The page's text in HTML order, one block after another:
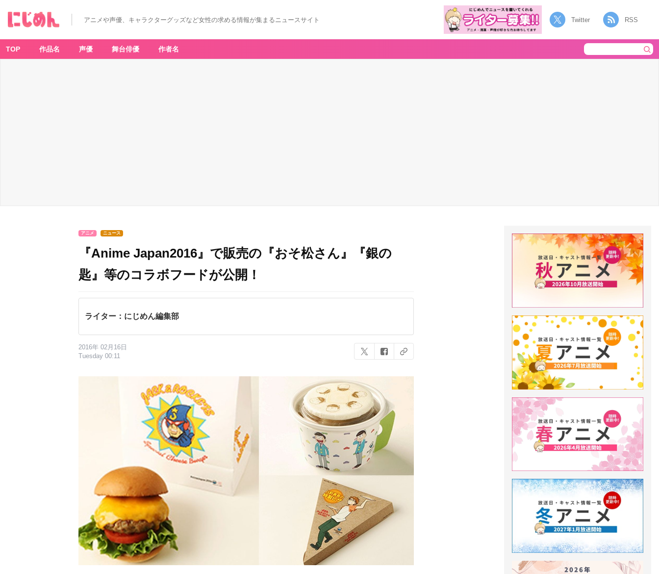
アニメや声優、キャラクターグッズなど女性の求める情報が集まるニュースサイト Twitter RSS
TOP 作品名 声優 舞台俳優 作者名
アニメ ニュース
『Anime Japan2016』で販売の『おそ松さん』『銀の
匙』等のコラボフードが公開！
ライター：にじめん編集部
2016年 02月16日
Tuesday 00:11